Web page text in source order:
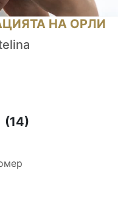
НА ОРЛИ
(14)